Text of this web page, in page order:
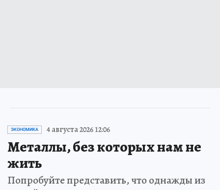
ЭКОНОМИКА 4 августа 2026 12:06
Металлы, без которых нам не
жить
Попробуйте представить, что однажды из